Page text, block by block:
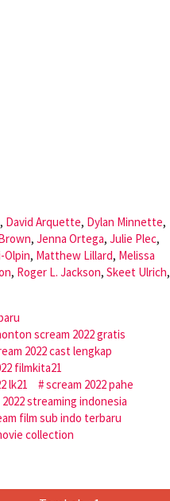
, David Arquette, Dylan Minnette,
, Jenna Ortega, Julie Plec,
, Matthew Lillard, Melissa
, Roger L. Jackson, Skeet Ulrich,
scream 2022 gratis
2022 cast lengkap
filmkita21
lk21
scream 2022 pahe
streaming indonesia
film sub indo terbaru
collection